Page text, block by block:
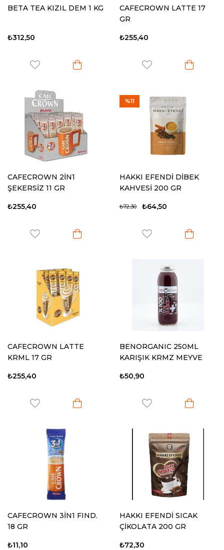
BETA TEA KIZIL DEM 1 KG
₺312,50
CAFECROWN LATTE 17
GR
₺255,40
CAFECROWN 2İN1
ŞEKERSİZ 11 GR
₺255,40
HAKKI EFENDİ DİBEK
KAHVESİ 200 GR
₺64,50
₺72,30
%11
CAFECROWN LATTE
KRML 17 GR
₺255,40
BENORGANIC 250ML
KARIŞIK KRMZ MEYVE
₺50,90
CAFECROWN 3İN1 FIND.
18 GR
₺11,10
HAKKI EFENDİ SICAK
ÇİKOLATA 200 GR
₺72,30